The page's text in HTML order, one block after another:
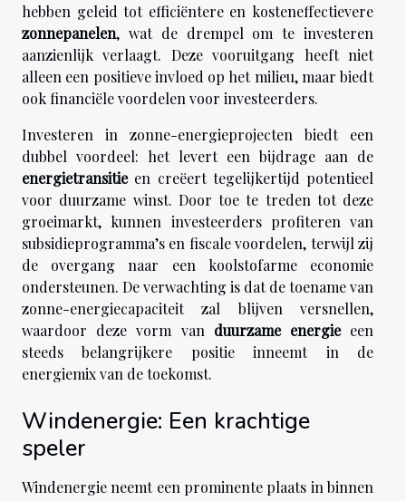
hebben geleid tot efficiëntere en kosteneffectievere
zonnepanelen, wat de drempel om te investeren
aanzienlijk verlaagt. Deze vooruitgang heeft niet
alleen een positieve invloed op het milieu, maar biedt
ook financiële voordelen voor investeerders.
Investeren in zonne-energieprojecten biedt een
dubbel voordeel: het levert een bijdrage aan de
energietransitieen creëert tegelijkertijd potentieel
voor duurzame winst. Door toe te treden tot deze
groeimarkt, kunnen investeerders profiteren van
subsidieprogramma’s en fiscale voordelen, terwijl zij
de overgang naar een koolstofarme economie
ondersteunen. De verwachting is dat de toename van
zonne-energiecapaciteit zal blijven versnellen,
waardoor deze vorm van duurzame energieeen
steeds belangrijkere positie inneemt in de
energiemix van de toekomst.
Windenergie: Een krachtige
speler
Windenergie neemt een prominente plaats in binnen